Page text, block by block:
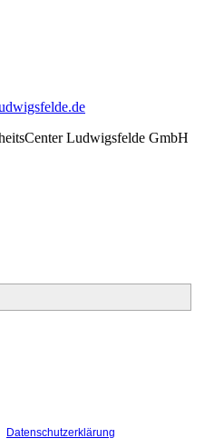
Ludwigsfelde GmbH
Datenschutzerklärung